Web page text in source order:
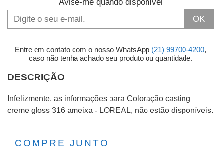
OK
Entre em contato com o nosso WhatsApp (21) 99700-4200,
caso não tenha achado seu produto ou quantidade.
DESCRIÇÃO
Infelizmente, as informações para Coloração casting
creme gloss 316 ameixa - LOREAL, não estão disponíveis.
COMPRE JUNTO